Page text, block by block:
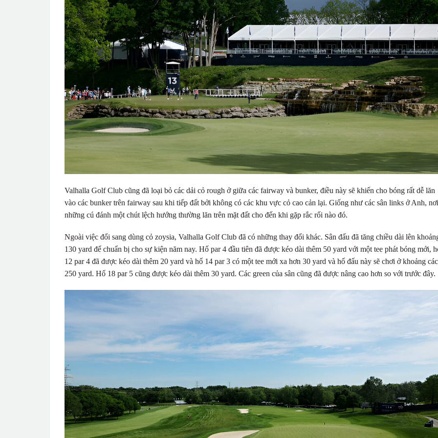
Valhalla Golf Club cũng đã loại bỏ các dải cỏ rough ở giữa các fairway và bunker, điều này sẽ khiến cho bóng rất dễ lăn
vào các bunker trên fairway sau khi tiếp đất bởi không có các khu vực cỏ cao cản lại. Giống như các sân links ở Anh, nơi
những cú đánh một chút lệch hướng thường lăn trên mặt đất cho đến khi gặp rắc rối nào đó.
Ngoài việc đổi sang dùng cỏ zoysia, Valhalla Golf Club đã có những thay đổi khác. Sân đấu đã tăng chiều dài lên
130 yard để chuẩn bị cho sự kiện năm nay. Hố par 4 đầu tiên đã được kéo dài thêm 50 yard với một tee phát bóng mới,
12 par 4 đã được kéo dài thêm 20 yard và hố 14 par 3 có một tee mới xa hơn 30 yard và hố đấu này sẽ chơi ở khoảng
250 yard. Hố 18 par 5 cũng được kéo dài thêm 30 yard. Các green của sân cũng đã được nâng cao hơn so với trước đây.